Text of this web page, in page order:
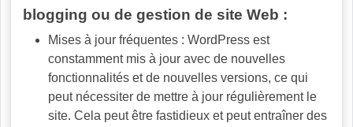
blogging ou de gestion de site Web :
Mises à jour fréquentes : WordPress est
constamment mis à jour avec de nouvelles
fonctionnalités et de nouvelles versions, ce qui
peut nécessiter de mettre à jour régulièrement le
site. Cela peut être fastidieux et peut entraîner des